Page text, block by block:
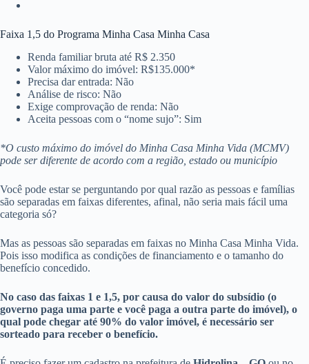
Faixa 1,5 do Programa Minha Casa Minha Casa
Renda familiar bruta até R$ 2.350
Valor máximo do imóvel: R$135.000*
Precisa dar entrada: Não
Análise de risco: Não
Exige comprovação de renda: Não
Aceita pessoas com o “nome sujo”: Sim
*O custo máximo do imóvel do Minha Casa Minha Vida (MCMV)
pode ser diferente de acordo com a região, estado ou município
Você pode estar se perguntando por qual razão as pessoas e famílias
são separadas em faixas diferentes, afinal, não seria mais fácil uma
categoria só?
Mas as pessoas são separadas em faixas no Minha Casa Minha Vida.
Pois isso modifica as condições de financiamento e o tamanho do
benefício concedido.
No caso das faixas 1 e 1,5, por causa do valor do subsídio (o
governo paga uma parte e você paga a outra parte do imóvel), o
qual pode chegar até 90% do valor imóvel, é necessário ser
sorteado para receber o benefício.